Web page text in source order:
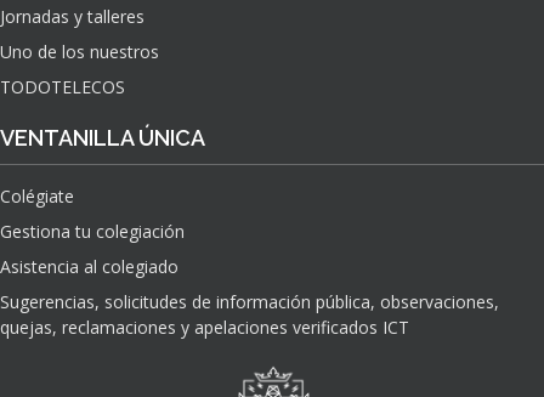
Jornadas y talleres
Uno de los nuestros
TODOTELECOS
VENTANILLA ÚNICA
Colégiate
Gestiona tu colegiación
Asistencia al colegiado
Sugerencias, solicitudes de información pública, observaciones,
quejas, reclamaciones y apelaciones verificados ICT